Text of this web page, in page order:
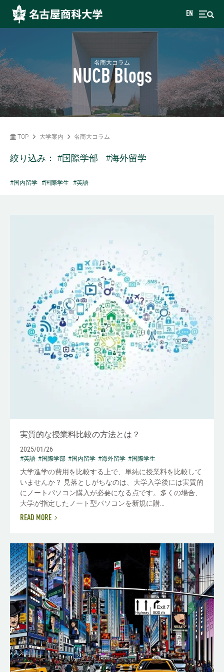
EN
名商大コラム
NUCB Blogs
TOP 大学案内 名商大コラム
絞り込み： #国際学部 #海外留学
#国内留学 #国際学生 #英語
実質的な授業料比較の方法とは？
2025/01/26
#英語 #国際学部 #国内留学 #海外留学 #国際学生
大学進学の費用を比較する上で、単純に授業料を比較して
いませんか？ 見落としがちなのは、大学入学後には実質的
にノートパソコン購入が必要になる点です。多くの場合、
大学が指定したノート型パソコンを新規に購...
READ MORE